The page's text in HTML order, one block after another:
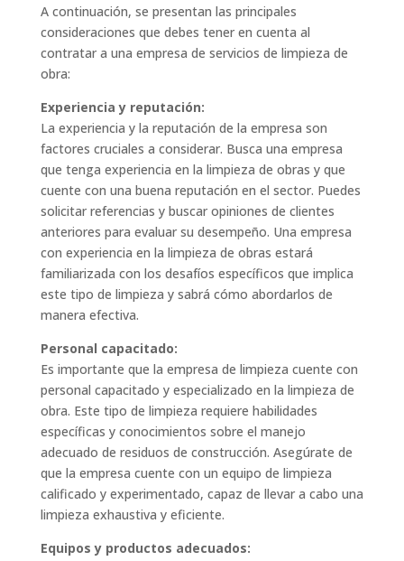
A continuación, se presentan las principales
consideraciones que debes tener en cuenta al
contratar a una empresa de servicios de limpieza de
obra:
Experiencia y reputación:
La experiencia y la reputación de la empresa son
factores cruciales a considerar. Busca una empresa
que tenga experiencia en la limpieza de obras y que
cuente con una buena reputación en el sector. Puedes
solicitar referencias y buscar opiniones de clientes
anteriores para evaluar su desempeño. Una empresa
con experiencia en la limpieza de obras estará
familiarizada con los desafíos específicos que implica
este tipo de limpieza y sabrá cómo abordarlos de
manera efectiva.
Personal capacitado:
Es importante que la empresa de limpieza cuente con
personal capacitado y especializado en la limpieza de
obra. Este tipo de limpieza requiere habilidades
específicas y conocimientos sobre el manejo
adecuado de residuos de construcción. Asegúrate de
que la empresa cuente con un equipo de limpieza
calificado y experimentado, capaz de llevar a cabo una
limpieza exhaustiva y eficiente.
Equipos y productos adecuados: